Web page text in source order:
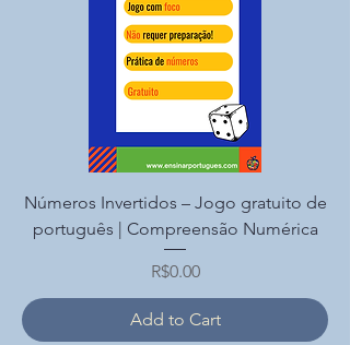
Números Invertidos – Jogo gratuito de
português | Compreensão Numérica
Price
R$0.00
Add to Cart